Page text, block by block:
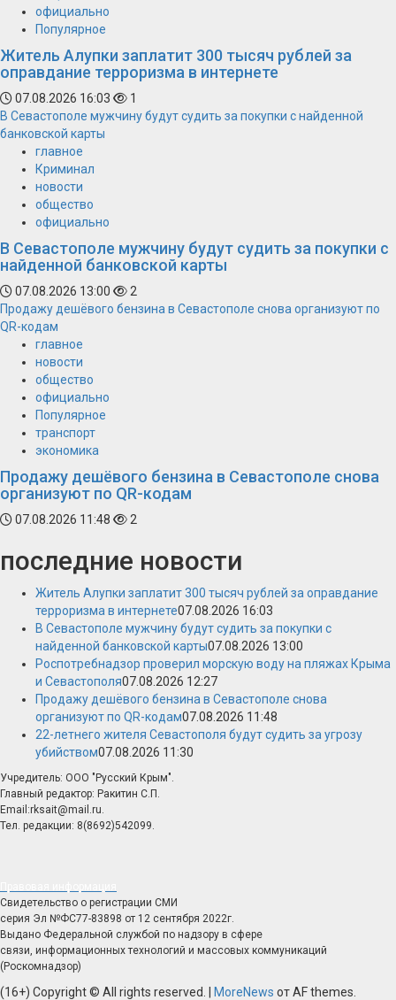
официально
Популярное
Житель Алупки заплатит 300 тысяч рублей за
оправдание терроризма в интернете
07.08.2026 16:03
1
В Севастополе мужчину будут судить за покупки с найденной
банковской карты
главное
Криминал
новости
общество
официально
В Севастополе мужчину будут судить за покупки с
найденной банковской карты
07.08.2026 13:00
2
Продажу дешёвого бензина в Севастополе снова организуют по
QR-кодам
главное
новости
общество
официально
Популярное
транспорт
экономика
Продажу дешёвого бензина в Севастополе снова
организуют по QR-кодам
07.08.2026 11:48 2
последние новости
Житель Алупки заплатит 300 тысяч рублей за оправдание
терроризма в интернете07.08.2026 16:03
В Севастополе мужчину будут судить за покупки с
найденной банковской карты07.08.2026 13:00
Роспотребнадзор проверил морскую воду на пляжах Крыма
и Севастополя07.08.2026 12:27
Продажу дешёвого бензина в Севастополе снова
организуют по QR-кодам07.08.2026 11:48
22-летнего жителя Севастополя будут судить за угрозу
убийством07.08.2026 11:30
Учредитель: ООО "Русский Крым".
Главный редактор: Ракитин С.П.
Email:rksait@mail.ru.
Тел. редакции: 8(8692)542099.
Свидетельство о регистрации СМИ
серия Эл №ФС77-83898 от 12 сентября 2022г.
Выдано Федеральной службой по надзору в сфере
связи, информационных технологий и массовых коммуникаций
(Роскомнадзор)
(16+) Copyright © All rights reserved. MoreNews от AF themes.